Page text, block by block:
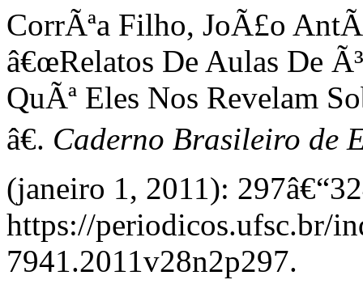
CorrÃªa Filho, JoÃ£o
â€œRelatos De Aulas De
QuÃª Eles Nos Revelam
â€. Caderno Brasileiro de
(janeiro 1, 2011):
https://periodicos.ufsc.br/
7941.2011v28n2p297.